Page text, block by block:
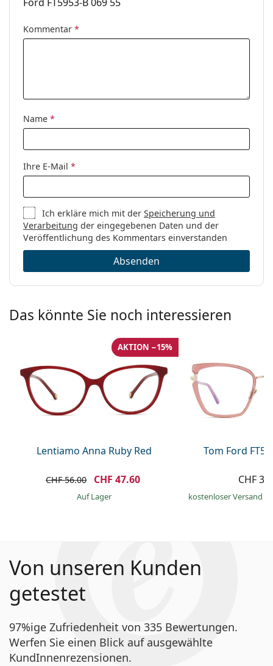
Etui:
Kategorie:
Marke:
Tom Ford
Kommentar *
Name *
Ihre E-Mail *
Ich erkläre mich mit derSpeicherung und
Verarbeitung der eingegebenen Daten und der
Veröffentlichung des Kommentars einverstanden
Absenden
Das könnte Sie noch interessieren
Lentiamo Anna Ruby Red
AKTION −15%
CHF 56.00 CHF 47.60
auf Lager
Tom Ford
CHF
kostenloser Versand
Von unseren Kunden
getestet
97%ige Zufriedenheit von 335 Bewertungen.
Werfen Sie einen Blick auf ausgewählte
KundInnenrezensionen.